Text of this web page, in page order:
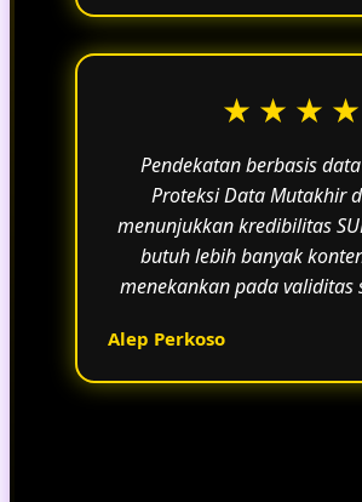
Pendekatan berbasis
Proteksi Data Mutakhir
menunjukkan kredibilitas
butuh lebih banyak
menekankan pada validitas
Alep Perkoso